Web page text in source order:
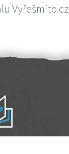
Vyřešmito.cz